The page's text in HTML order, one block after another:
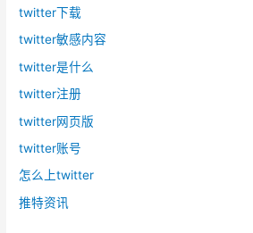
twitter下载
twitter敏感内容
twitter是什么
twitter注册
twitter网页版
twitter账号
怎么上twitter
推特资讯